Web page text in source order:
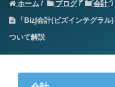
ホーム ブログ
会計
「Biz∫会計(ビズインテグラル
ついて解説